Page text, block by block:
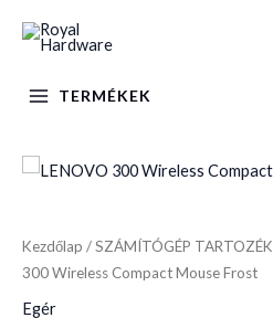
TERMÉKEK
Kezdőlap /SZÁMÍTÓGÉP TARTOZÉK
300 Wireless Compact Mouse Frost
Egér
LENOVO
Compact